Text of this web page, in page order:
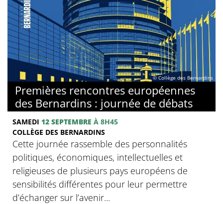
© Collège des Bernardins
Premières rencontres européennes
des Bernardins : journée de débats
SAMEDI 12 SEPTEMBRE À 8H45
COLLÈGE DES BERNARDINS
Cette journée rassemble des personnalités
politiques, économiques, intellectuelles et
religieuses de plusieurs pays européens de
sensibilités différentes pour leur permettre
d’échanger sur l’avenir...